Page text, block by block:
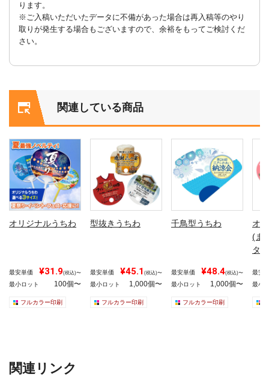
ります。
※ご入稿いただいたデータに不備があった場合は再入稿等のやり
取りが発生する場合もございますので、余裕をもってご検討くだ
さい。
関連している商品
オリジナルうちわ
最安単価 ¥31.9(税込)〜
最小ロット 100個〜
フルカラー印刷
型抜きうちわ
最安単価 ¥45.1 (税込)〜
最小ロット 1,000個〜
フルカラー印刷
千鳥型うちわ
最安単価 ¥48.4(税込)〜
最小ロット 1,000個〜
フルカラー印刷
オ
(ま
タ
最安
最小
関連リンク